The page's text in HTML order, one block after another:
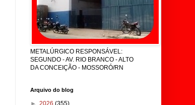
METALÚRGICO RESPONSÁVEL:
SEGUNDO - AV. RIO BRANCO - ALTO
DA CONCEIÇÃO - MOSSORÓ/RN
Arquivo do blog
► 2026 (355)